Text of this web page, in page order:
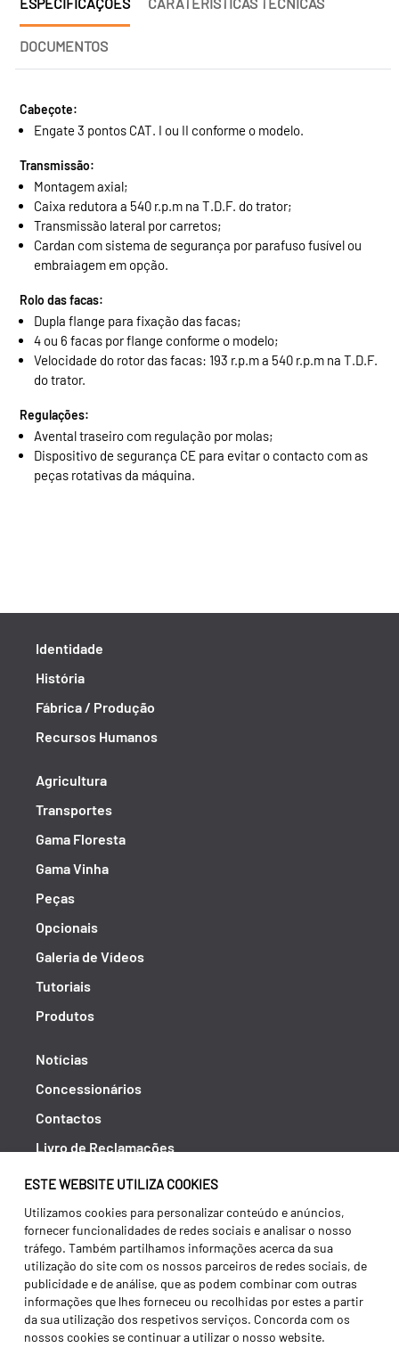
ESTE WEBSITE UTILIZA COOKIES
Utilizamos cookies para personalizar conteúdo e anúncios,
fornecer funcionalidades de redes sociais e analisar o nosso
tráfego. Também partilhamos informações acerca da sua
utilização do site com os nossos parceiros de redes sociais, de
publicidade e de análise, que as podem combinar com outras
informações que lhes forneceu ou recolhidas por estes a partir
da sua utilização dos respetivos serviços. Concorda com os
nossos cookies se continuar a utilizar o nosso website.
DOCUMENTOS
Cabeçote:
Engate 3 pontos CAT. I ou II conforme o modelo.
Transmissão:
Montagem axial;
Caixa redutora a 540 r.p.m na T.D.F. do trator;
Transmissão lateral por carretos;
Cardan com sistema de segurança por parafuso fusível ou
embraiagem em opção.
Rolo das facas:
Dupla flange para fixação das facas;
4 ou 6 facas por flange conforme o modelo;
Velocidade do rotor das facas: 193 r.p.m a 540 r.p.m na T.D.F.
do trator.
Regulações:
Avental traseiro com regulação por molas;
Dispositivo de segurança CE para evitar o contacto com as
peças rotativas da máquina.
Identidade
História
Fábrica / Produção
Recursos Humanos
Agricultura
Transportes
Gama Floresta
Gama Vinha
Peças
Opcionais
Galeria de Vídeos
Tutoriais
Produtos
Notícias
Concessionários
Contactos
Livro de Reclamações
Política de Privacidade
Canal de Denúncias (RGPC)
Termos e condições